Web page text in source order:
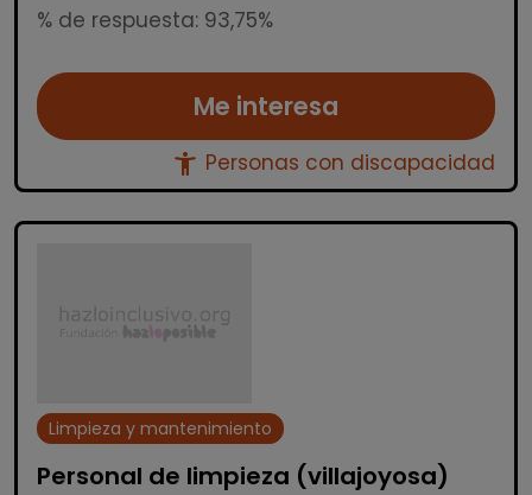
% de respuesta: 93,75%
Me interesa
accessibility_new Personas con discapacidad
Limpieza y mantenimiento
Personal de limpieza (villajoyosa)